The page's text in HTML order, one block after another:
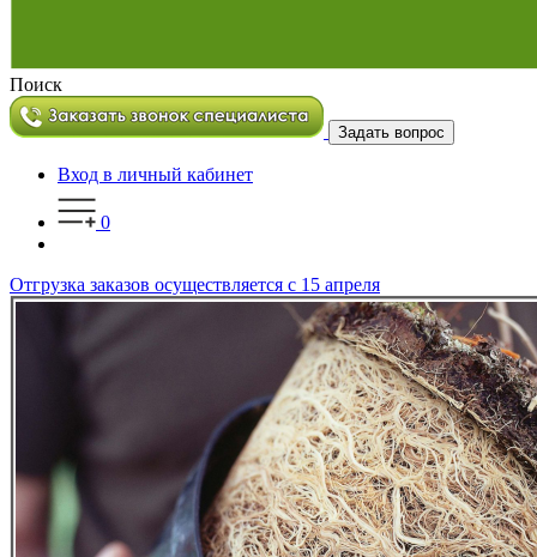
Поиск
Задать вопрос
Вход в личный кабинет
0
Отгрузка заказов осуществляется с 15 апреля